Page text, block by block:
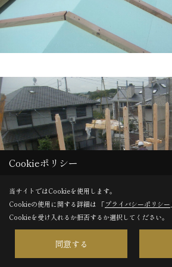
Cookieポリシー
当サイトではCookieを使用します。
Cookieの使用に関する詳細は 「プライバシーポリシー
Cookieを受け入れるか拒否するか選択してください。
同意する